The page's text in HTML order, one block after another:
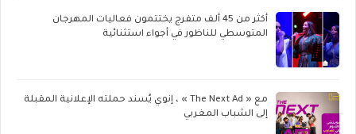
أكثر من 45 ألف متفرج يختتمون فعاليات المهرجان
المتوسطي للناظور في أجواء استثنائية
مع « The Next Ad » ، إنوي يُسند حملته الإعلانية المقبلة
إلى الشباب المغربي